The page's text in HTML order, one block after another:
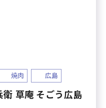
焼肉 広島
草庵 そごう広島